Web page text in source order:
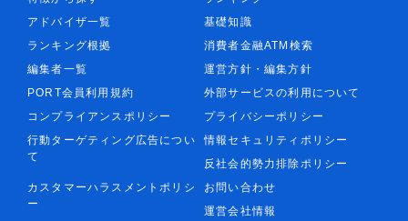
アドバイザ一覧
基礎知識
ランキング根拠
消費者金融ATM検索
編集者一覧
運営方針・編集方針
PORT会員利用規約
外部サービスの利用について
コンプライアンスポリシー
プライバシーポリシー
行動ターゲティング広告につい
て
情報セキュリティポリシー
反社会的勢力排除ポリシー
カスタマーハラスメントポリシ
ー
お問い合わせ
運営会社情報